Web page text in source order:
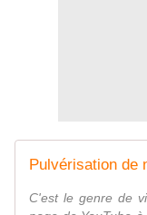
C'est le genre de